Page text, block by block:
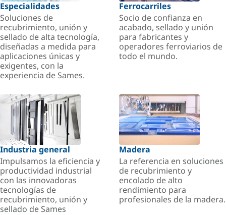
Especialidades
Soluciones de
recubrimiento, unión y
sellado de alta tecnología,
diseñadas a medida para
aplicaciones únicas y
exigentes, con la
experiencia de Sames.
Ferrocarriles
Socio de confianza en
acabado, sellado y unión
para fabricantes y
operadores ferroviarios de
todo el mundo.
Industria general
Impulsamos la eficiencia y
productividad industrial
con las innovadoras
tecnologías de
recubrimiento, unión y
sellado de Sames
Madera
La referencia en soluciones
de recubrimiento y
encolado de alto
rendimiento para
profesionales de la madera.